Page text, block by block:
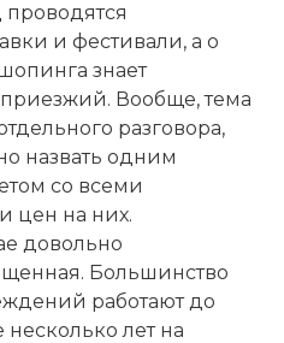
и фестивали, а о
знает
Вообще, тема
разговора,
назвать одним
со всеми
цен на них.
довольно
Большинство
работают до
несколько лет на